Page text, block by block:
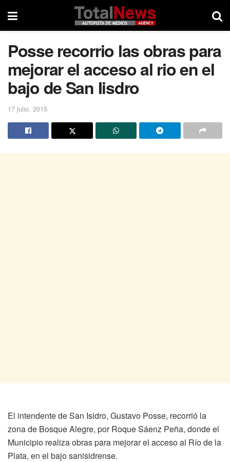
Posse recorrio las obras para
mejorar el acceso al rio en el
bajo de San Iisdro
17 julio, 2015
El intendente de San Isidro, Gustavo Posse, recorrió la
zona de Bosque Alegre, por Roque Sáenz Peña, donde el
Municipio realiza obras para mejorar el acceso al Río de la
Plata, en el bajo sanisidrense.